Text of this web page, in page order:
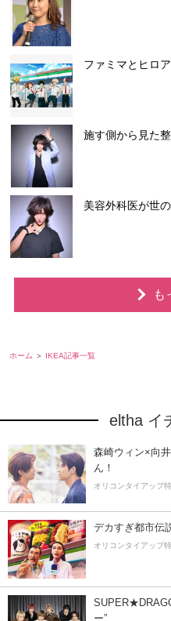
ファミマとヒロ
施す側から見た
美容外科医が世
も
ホーム IKEA記事一覧
eltha イ
森崎ウィン×向
ん！
オリコンタイアップ
デカすぎ都市伝
オリコンタイアップ
ー”